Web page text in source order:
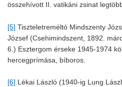
összehívott II. vatikáni zsinat
[5] Tiszteletreméltó Mindszenty
József (Csehimindszent, 1892.
6.) Esztergom érseke 1945-1974
hercegprímása, bíboros.
[6] Lékai László (1940-ig Lung